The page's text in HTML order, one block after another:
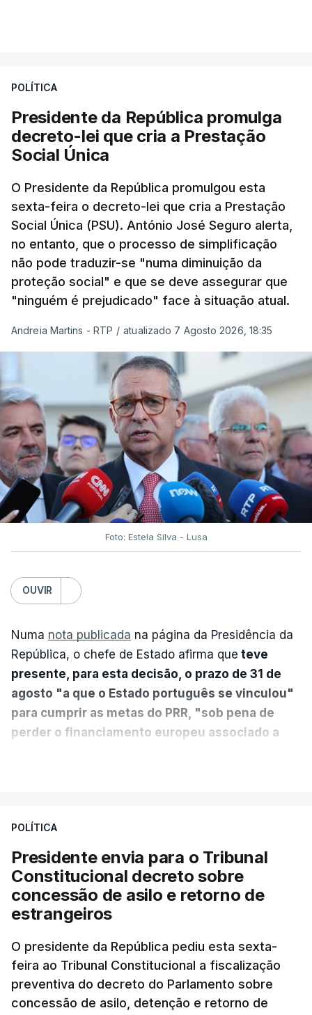
POLÍTICA
Presidente da República promulga
decreto-lei que cria a Prestação
Social Única
O Presidente da República promulgou esta
sexta-feira o decreto-lei que cria a Prestação
Social Única (PSU). António José Seguro alerta,
no entanto, que o processo de simplificação
não pode traduzir-se "numa diminuição da
proteção social" e que se deve assegurar que
"ninguém é prejudicado" face à situação atual.
Andreia Martins - RTP / atualizado 7 Agosto 2026, 18:35
Foto: Estela Silva - Lusa
OUVIR
Numa nota publicada na página da Presidência da
República, o chefe de Estado afirma que teve
presente, para esta decisão, o prazo de 31 de
agosto "a que o Estado português se vinculou"
para cumprir as metas do PRR, "sob pena de
perder o financiamento europeu associado a
sistema mais simples, mais justo e transparente".
"Sempre que seja possível reduzir burocracias,
eliminar sobreposições e garantir que os apoios
chegam a quem mais necessita, estaremos a dar
um passo na direção certa", argumenta o
Presidente da República.
Assegurar que "ninguém é
POLÍTICA
Presidente envia para o Tribunal
Constitucional decreto sobre
concessão de asilo e retorno de
estrangeiros
O presidente da República pediu esta sexta-
feira ao Tribunal Constitucional a fiscalização
preventiva do decreto do Parlamento sobre
concessão de asilo, detenção e retorno de